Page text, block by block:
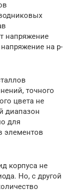
напряжение
на p-
точного
цвета не
диапазон
для
элементов
корпуса не
Но, с другой